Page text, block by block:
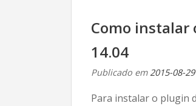
Como instalar
14.04
Publicado em2015-08-29
Para instalar o plugin